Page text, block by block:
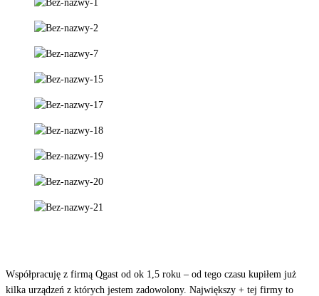
Współpracuję z firmą Qgast od ok 1,5 roku – od tego czasu kupiłem już
kilka urządzeń z których jestem zadowolony. Największy + tej firmy to